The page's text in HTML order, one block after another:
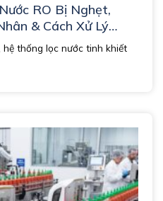
RO Bị Nghẹt,
& Cách Xử Lý
thống lọc nước tinh khiết